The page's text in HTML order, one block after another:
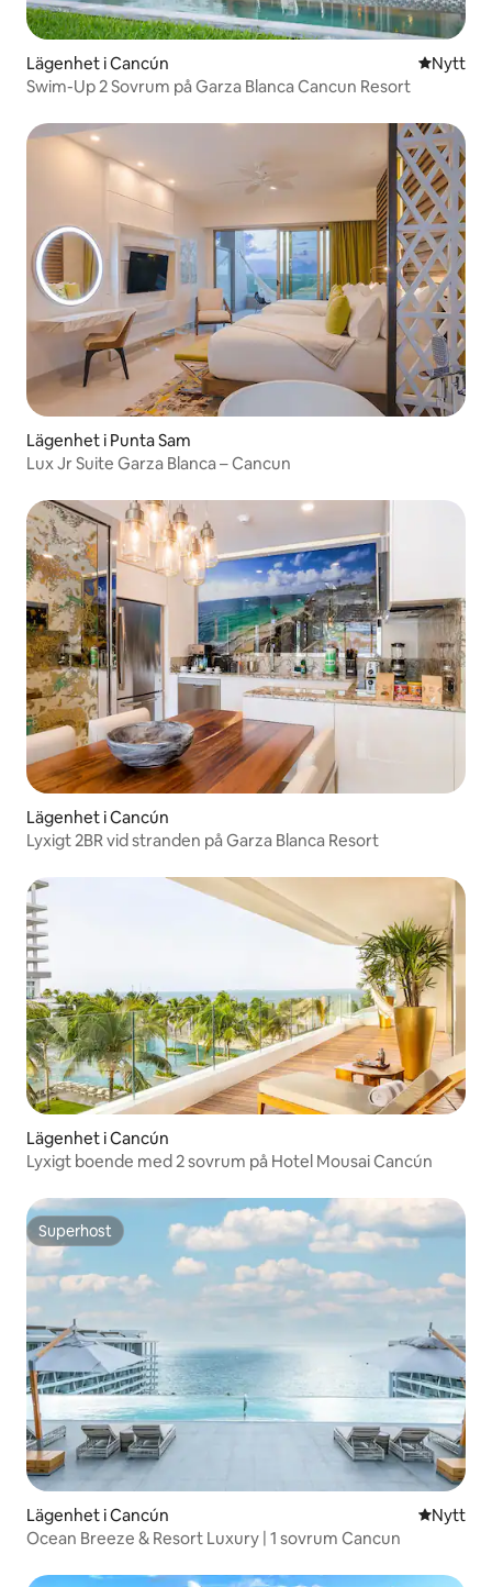
Lägenhet i Cancún NyttNytt
Swim-Up 2 Sovrum på Garza Blanca Cancun Resort
Lägenhet i Punta Sam
Lux Jr Suite Garza Blanca – Cancun
Lägenhet i Cancún
Lyxigt 2BR vid stranden på Garza Blanca Resort
Lägenhet i Cancún
Lyxigt boende med 2 sovrum på Hotel Mousai Cancún
Superhost
Superhost
Lägenhet i Cancún NyttNytt
Ocean Breeze & Resort Luxury | 1 sovrum Cancun